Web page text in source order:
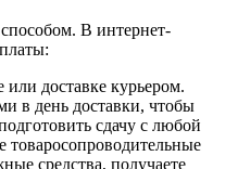
В интернет-
доставке курьером.
в день доставки, чтобы
сдачу с любой
средства, получаете